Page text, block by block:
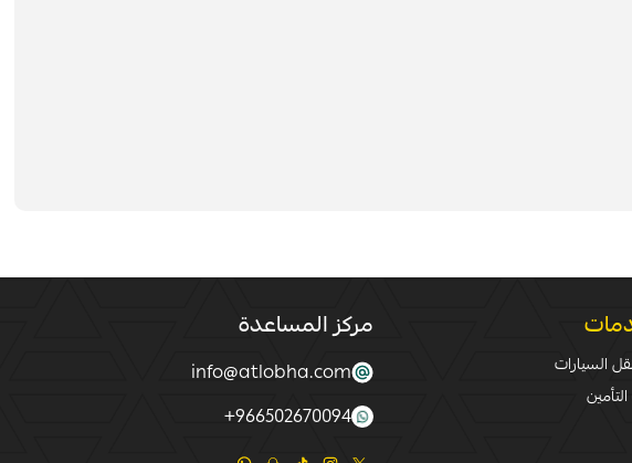
السيارات
مركز المساعدة
info@atlobha.com
966502670094
+